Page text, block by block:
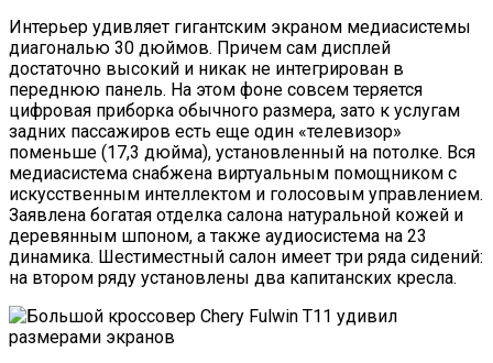
Интерьер удивляет гигантским экраном медиасистемы
диагональю 30 дюймов. Причем сам дисплей
достаточно высокий и никак не интегрирован в
переднюю панель. На этом фоне совсем теряется
цифровая приборка обычного размера, зато к услугам
задних пассажиров есть еще один «телевизор»
поменьше (17,3 дюйма), установленный на потолке. Вся
медиасистема снабжена виртуальным помощником с
искусственным интеллектом и голосовым управлением.
Заявлена богатая отделка салона натуральной кожей и
деревянным шпоном, а также аудиосистема на 23
динамика. Шестиместный салон имеет три ряда сидений:
на втором ряду установлены два капитанских кресла.